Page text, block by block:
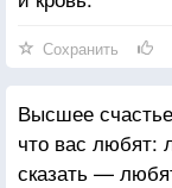
Сохранить
Высшее
что вас любят:
сказать —